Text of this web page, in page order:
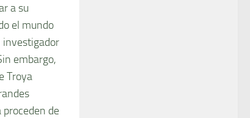
a su
el mundo
investigador
embargo,
Troya
de